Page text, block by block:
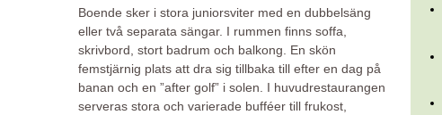
Boende sker i stora juniorsviter med en dubbelsäng
eller två separata sängar. I rummen finns soffa,
skrivbord, stort badrum och balkong. En skön
femstjärnig plats att dra sig tillbaka till efter en dag på
banan och en ”after golf” i solen. I huvudrestaurangen
serveras stora och varierade bufféer till frukost,